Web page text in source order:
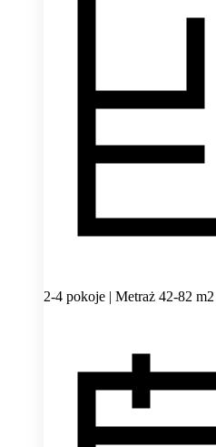
2-4 pokoje | Metraż 42-82 m2